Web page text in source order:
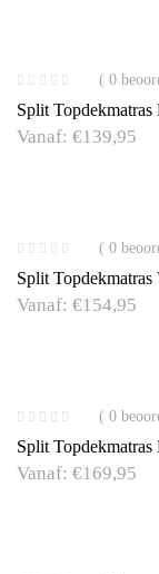
( 0
Split
Vanaf: €139,95
( 0
Split Topdekmatras
Vanaf: €154,95
( 0
Split
Vanaf: €169,95